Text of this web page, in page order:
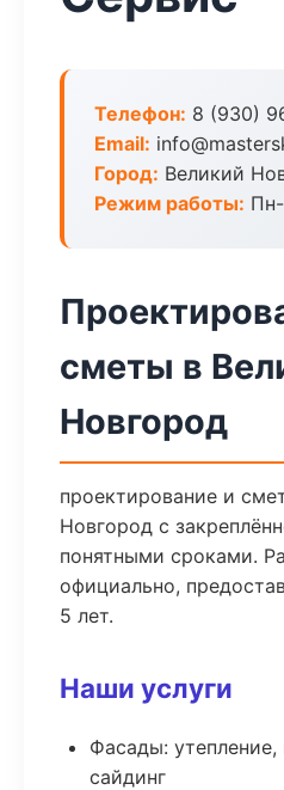
Телефон: 8 (930)
Email:
Город: Великий
Режим работы:
сметы в
Новгород
проектирование и
Новгород с
понятными сроками.
официально,
5 лет.
Наши услуги
Фасады: утепление,
сайдинг